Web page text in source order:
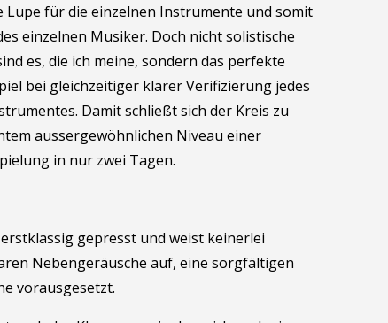
Lupe für die einzelnen Instrumente und somit
einzelnen Musiker. Doch nicht solistische
es, die ich meine, sondern das perfekte
bei gleichzeitiger klarer Verifizierung jedes
Damit schließt sich der Kreis zu
aussergewöhnlichen Niveau einer
in nur zwei Tagen.
gepresst und weist keinerlei
Nebengeräusche auf, eine sorgfältigen
vorausgesetzt.